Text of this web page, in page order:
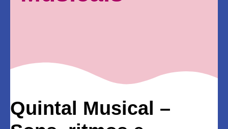
Quintal Musical –